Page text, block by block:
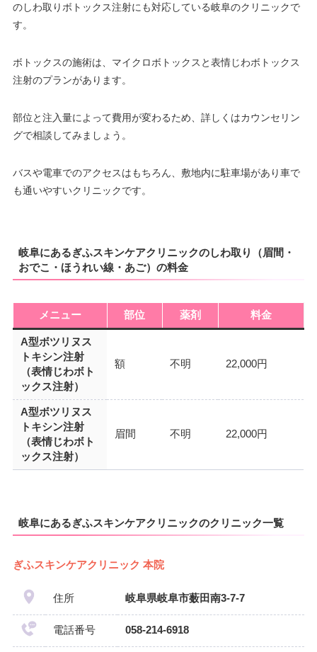
のしわ取りボトックス注射にも対応している岐阜のクリニックで
す。
ボトックスの施術は、マイクロボトックスと表情じわボトックス
注射のプランがあります。
部位と注入量によって費用が変わるため、詳しくはカウンセリン
グで相談してみましょう。
バスや電車でのアクセスはもちろん、敷地内に駐車場があり車で
も通いやすいクリニックです。
岐阜にあるぎふスキンケアクリニックのしわ取り（眉間・
おでこ・ほうれい線・あご）の料金
メニュー 部位 薬剤 料金
A型ボツリヌス
トキシン注射
（表情じわボト
ックス注射）
額 不明 22,000円
A型ボツリヌス
トキシン注射
（表情じわボト
ックス注射）
眉間 不明 22,000円
岐阜にあるぎふスキンケアクリニックのクリニック一覧
ぎふスキンケアクリニック 本院
住所 岐阜県岐阜市薮田南3-7-7
電話番号 058-214-6918